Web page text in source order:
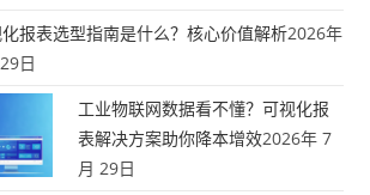
报表选型指南是什么？核心价值解析2026年
日
工业物联网数据看不懂？可视化报
表解决方案助你降本增效2026年 7
月 29日